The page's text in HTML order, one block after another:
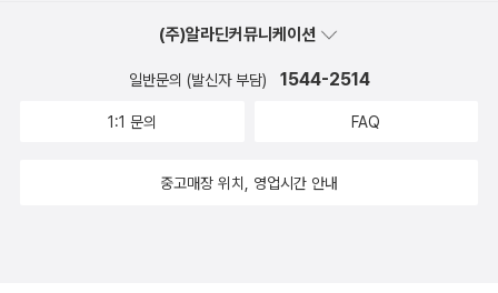
(주)알라딘커뮤니케이션
일반문의 (발신자 부담) 1544-2514
1:1 문의 FAQ
중고매장 위치, 영업시간 안내